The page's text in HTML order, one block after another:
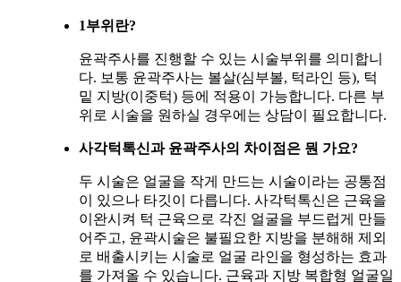
1부위란?
윤곽주사를 진행할 수 있는 시술부위를 의미합니
다. 보통 윤곽주사는 볼살(심부볼, 턱라인 등), 턱
밑 지방(이중턱) 등에 적용이 가능합니다. 다른 부
위로 시술을 원하실 경우에는 상담이 필요합니다.
사각턱톡신과 윤곽주사의 차이점은 뭔 가요?
두 시술은 얼굴을 작게 만드는 시술이라는 공통점
이 있으나 타깃이 다릅니다. 사각턱톡신은 근육을
이완시켜 턱 근육으로 각진 얼굴을 부드럽게 만들
어주고, 윤곽시술은 불필요한 지방을 분해해 제외
로 배출시키는 시술로 얼굴 라인을 형성하는 효과
를 가져올 수 있습니다. 근육과 지방 복합형 얼굴일